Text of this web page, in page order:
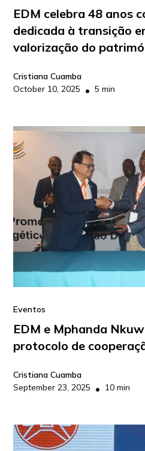
EDM celebra 48 anos
dedicada à transição
valorização do
Cristiana Cuamba
October 10, 2025 • 5 min
Eventos
EDM e Mphanda
protocolo de
Cristiana Cuamba
September 23, 2025 • 10 min